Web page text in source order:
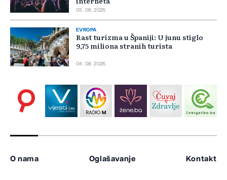
05. 08. 2026.
EVROPA
Rast turizma u Španiji: U junu stiglo
9,75 miliona stranih turista
04. 08. 2026.
O nama Oglašavanje Kontakt